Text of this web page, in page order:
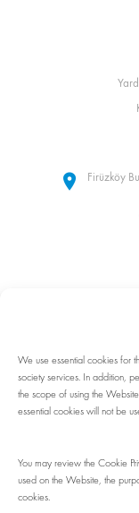
We use essential cookies for
society services. In addition,
the scope of using the
essential cookies will not be
You may review the Cookie
used on the Website, the
cookies.
Firüzköy